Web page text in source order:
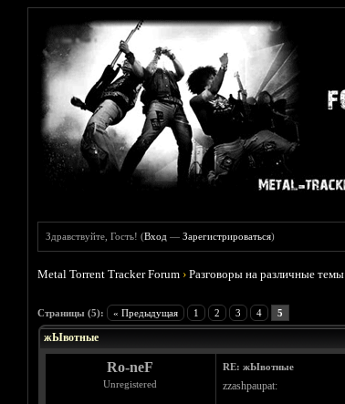
Здравствуйте, Гость! (Вход —Зарегистрироваться)
Metal Torrent Tracker Forum ›Разговоры на различные темы
Страницы (5): « Предыдущая 1 2 3 4 5
Голосов: 1 - Средняя оценка: 5
1
2
3
4
5
жЫвотные
Ro-neF
Unregistered
RE: жЫвотные
zzashpaupat: